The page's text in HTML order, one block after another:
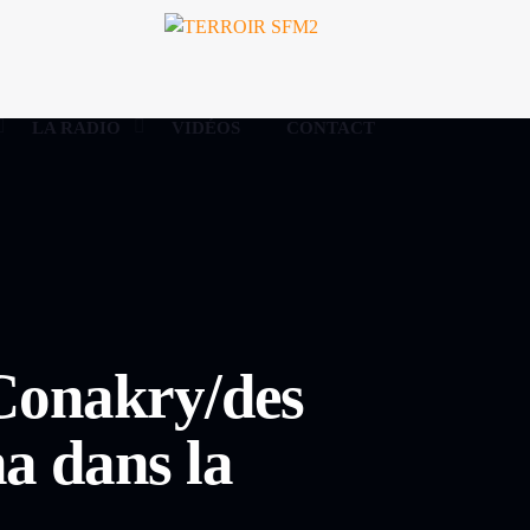
LA RADIO VIDÉOS CONTACT
des
dans la